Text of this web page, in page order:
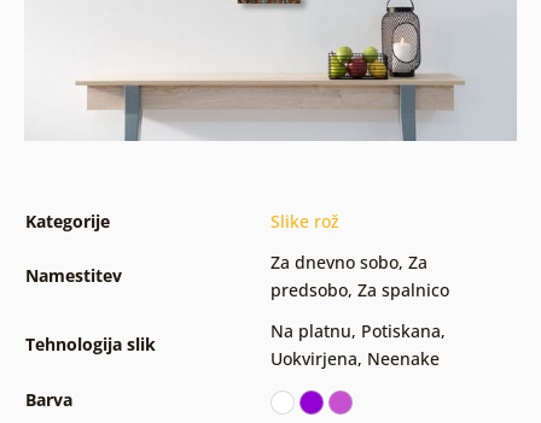
Kategorije Slike rož
Namestitev
Za dnevno sobo, Za
predsobo, Za spalnico
Tehnologija slik
Na platnu, Potiskana,
Uokvirjena, Neenake
Barva